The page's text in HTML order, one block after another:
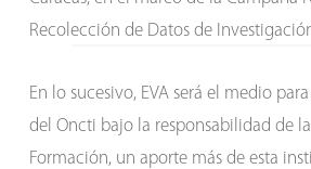
Recolección de Datos de
En lo sucesivo, EVA será el medio
del Oncti bajo la responsabilidad de
Formación, un aporte más de esta